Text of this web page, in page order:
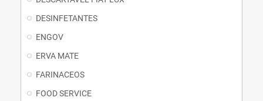
DESINFETANTES
ENGOV
ERVA MATE
FARINACEOS
FOOD SERVICE